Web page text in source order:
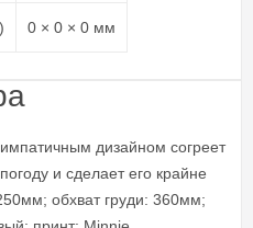
0 × 0 × 0 мм
дизайном согреет
и сделает его крайне
обхват груди: 360мм;